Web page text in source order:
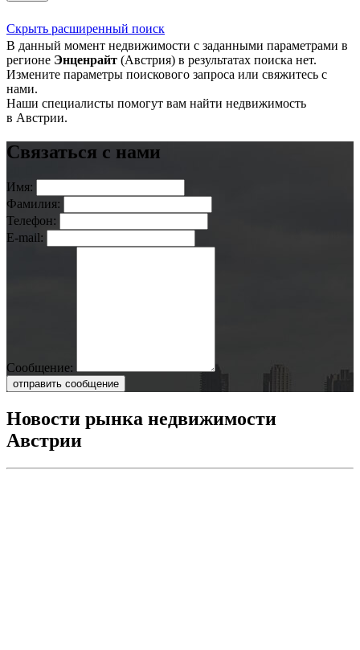
Скрыть расширенный поиск
В данный момент недвижимости с заданными параметрами в
регионе Энценрайт (Австрия) в результатах поиска нет.
Измените параметры поискового запроса или свяжитесь с
нами.
Наши специалисты помогут вам найти недвижимость
в Австрии.
Связаться с нами
Имя:
Фамилия:
Телефон:
E-mail:
Сообщение:
отправить сообщение
Новости рынка недвижимости
Австрии